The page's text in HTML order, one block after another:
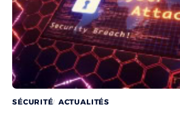
SÉCURITÉ ACTUALITÉS